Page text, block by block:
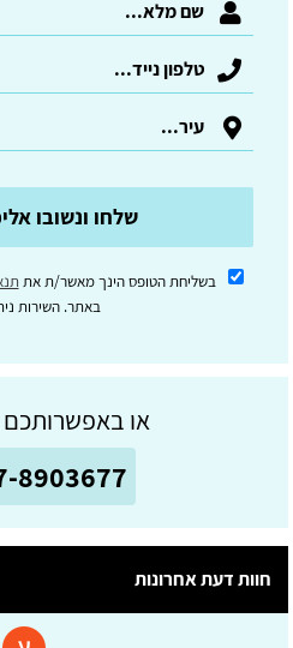
שלחו ונשובו
בשליחת הטופס הינך מאשר/ת את
באתר. השירות
או באפשרותכם
8903677
חוות דעת אחרונות